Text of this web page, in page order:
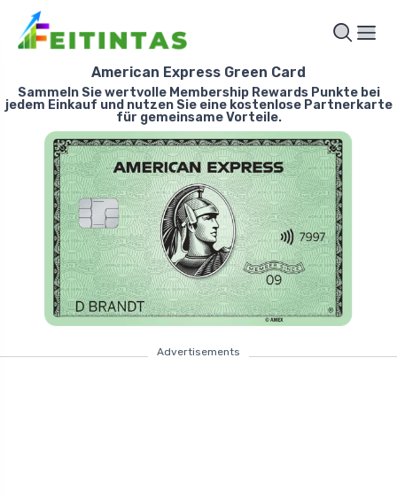
American Express Green Card
Sammeln Sie wertvolle Membership Rewards Punkte bei
jedem Einkauf und nutzen Sie eine kostenlose Partnerkarte
für gemeinsame Vorteile.
Advertisements